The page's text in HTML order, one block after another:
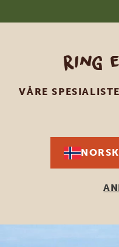
Ring
VÅRE